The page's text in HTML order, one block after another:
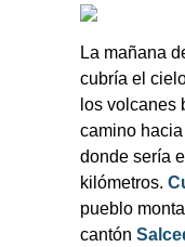
La mañana
cubría el
los volcanes
camino
donde sería
kilómetros.
pueblo
cantón